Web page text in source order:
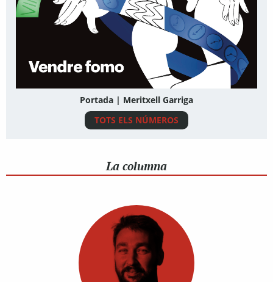
Portada | Meritxell Garriga
TOTS ELS NÚMEROS
La columna